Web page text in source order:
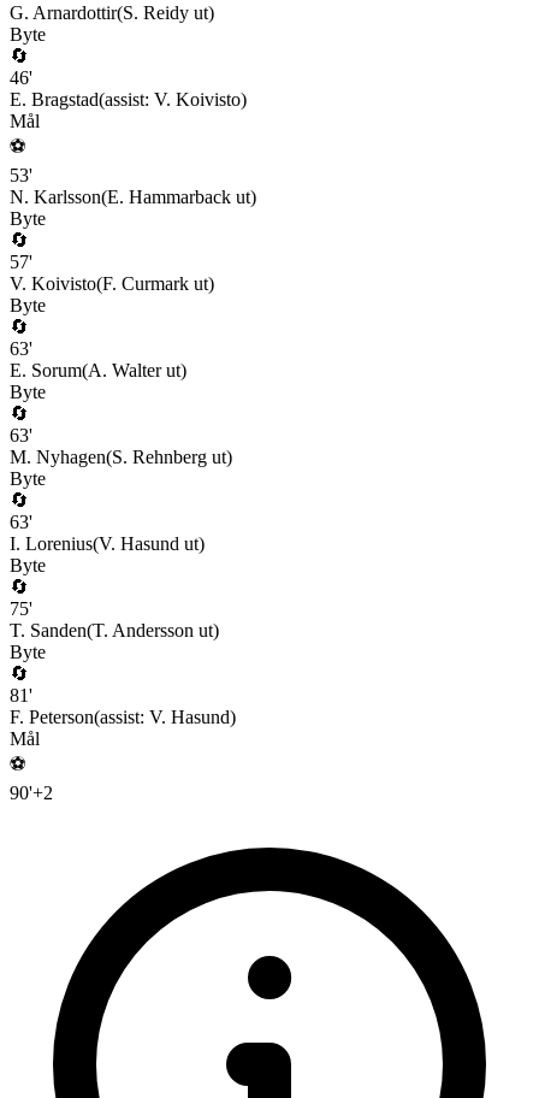
G. Arnardottir(S. Reidy ut)
Byte
🔄
46'
E. Bragstad(assist: V. Koivisto)
Mål
⚽
53'
N. Karlsson(E. Hammarback ut)
Byte
🔄
57'
V. Koivisto(F. Curmark ut)
Byte
🔄
63'
E. Sorum(A. Walterut)
Byte
🔄
63'
M. Nyhagen(S. Rehnberg ut)
Byte
🔄
63'
I. Lorenius(V. Hasund ut)
Byte
🔄
75'
T. Sanden(T. Andersson ut)
Byte
🔄
81'
F. Peterson(assist: V. Hasund)
Mål
⚽
90'+2